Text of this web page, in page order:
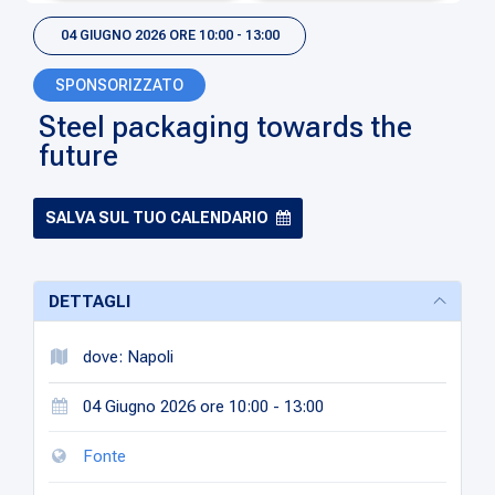
04 GIUGNO 2026 ORE 10:00 - 13:00
SPONSORIZZATO
Steel packaging towards the
future
SALVA SUL TUO CALENDARIO
DETTAGLI
dove: Napoli
04 Giugno 2026 ore 10:00 - 13:00
Fonte